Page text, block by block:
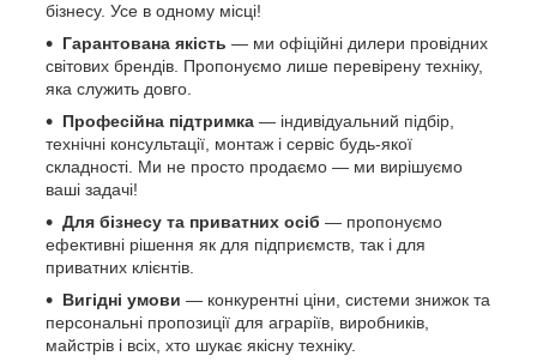
бізнесу. Усе в одному місці!
Гарантована якість — ми офіційні дилери провідних
світових брендів. Пропонуємо лише перевірену техніку,
яка служить довго.
Професійна підтримка — індивідуальний підбір,
технічні консультації, монтаж і сервіс будь-якої
складності. Ми не просто продаємо — ми вирішуємо
ваші задачі!
Для бізнесу та приватних осіб — пропонуємо
ефективні рішення як для підприємств, так і для
приватних клієнтів.
Вигідні умови — конкурентні ціни, системи знижок та
персональні пропозиції для аграріїв, виробників,
майстрів і всіх, хто шукає якісну техніку.